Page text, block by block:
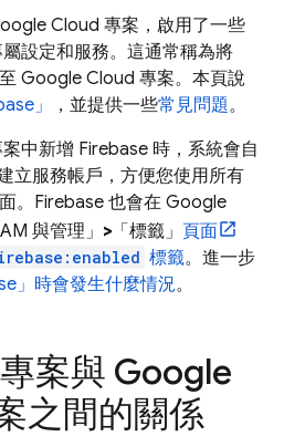
Cloud 專案，啟用了一些
設定和服務。這通常稱為將
Google Cloud 專案。本頁說
」 ，並提供一些常見問題。
中新增 Firebase 時，系統會自
立服務帳戶，方便您使用所有
。Firebase 也會在 Google
與管理」 >「標籤」 頁面
標籤。進一步
」時會發生什麼情況。
案與 Google
之間的關係